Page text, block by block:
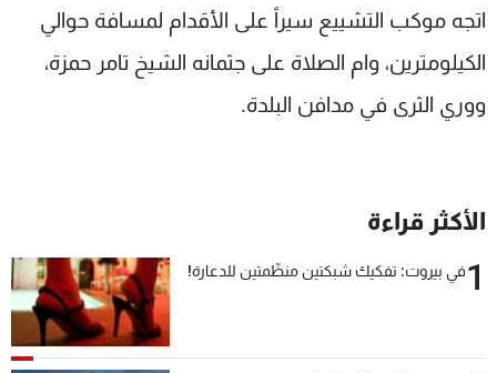
اتجه موكب التشييع سيراً على الأقدام لمسافة حوالي
الكيلومترين، وام الصلاة على جثمانه الشيخ تامر حمزة،
ووري الثرى في مدافن البلدة.
الأكثر قراءة
1في بيروت: تفكيك شبكتين منظّمتين للدعارة!